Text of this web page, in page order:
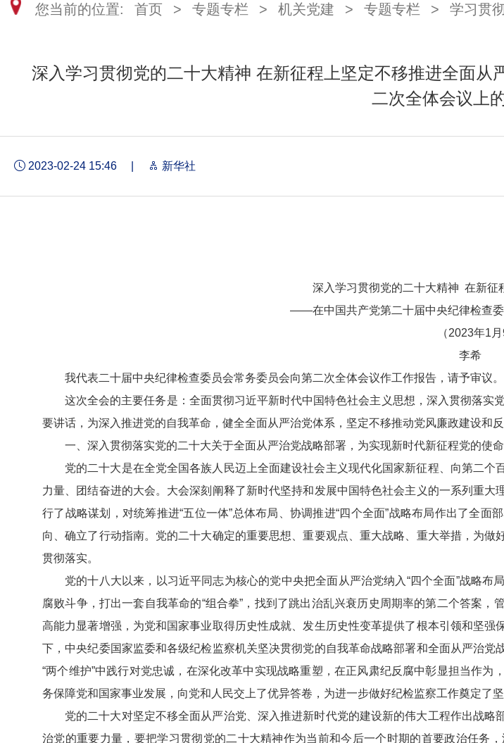
您当前的位置: 首页 > 专题专栏 > 机关党建 > 专题专栏 > 学习贯
深入学习贯彻党的二十大精神 在新征程上坚定不移推进全面
二次全体会议上
2023-02-24 15:46 新华社
深入学习贯彻党的二十大精神 在新征
——在中国共产党第二十届中央纪律检查
（2023年1月
李希
我代表二十届中央纪律检查委员会常务委员会向第二次全体会议作工作报告，请予审议。
这次全会的主要任务是：全面贯彻习近平新时代中国特色社会主义思想，深入贯彻落
要讲话，为深入推进党的自我革命，健全全面从严治党体系，坚定不移推动党风廉政建设和
一、深入贯彻落实党的二十大关于全面从严治党战略部署，为实现新时代新征程党的使
党的二十大是在全党全国各族人民迈上全面建设社会主义现代化国家新征程、向第二
力量、团结奋进的大会。大会深刻阐释了新时代坚持和发展中国特色社会主义的一系列重
行了战略谋划，对统筹推进“五位一体”总体布局、协调推进“四个全面”战略布局作出了全
向、确立了行动指南。党的二十大确定的重要思想、重要观点、重大战略、重大举措，为
贯彻落实。
党的十八大以来，以习近平同志为核心的党中央把全面从严治党纳入“四个全面”战略
腐败斗争，打出一套自我革命的“组合拳”，找到了跳出治乱兴衰历史周期率的第二个答案
高能力显著增强，为党和国家事业取得历史性成就、发生历史性变革提供了根本引领和坚
下，中央纪委国家监委和各级纪检监察机关坚决贯彻党的自我革命战略部署和全面从严治
“两个维护”中践行对党忠诚，在深化改革中实现战略重塑，在正风肃纪反腐中彰显担当作
务保障党和国家事业发展，向党和人民交上了优异答卷，为进一步做好纪检监察工作奠定了
党的二十大对坚定不移全面从严治党、深入推进新时代党的建设新的伟大工程作出战
治党的重要力量，要把学习贯彻党的二十大精神作为当前和今后一个时期的首要政治任务